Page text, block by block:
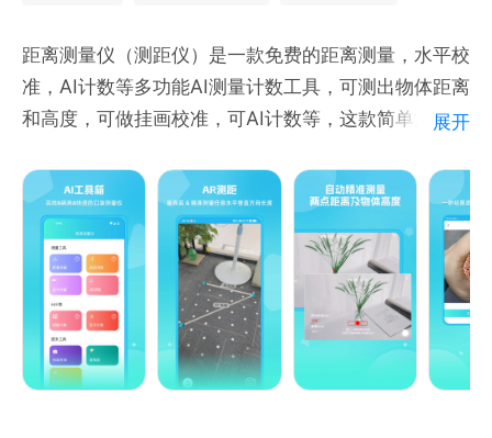
【抽奖团】：每周一款热销车型抽奖，人人都有机会，
大排机车梦不在遥不可及
距离测量仪（测距仪）是一款免费的距离测量，水平校
准，AI计数等多功能AI测量计数工具，可测出物体距离
和高度，可做挂画校准，可AI计数等，这款简单方便测
用人工智能来实现各场景的AI计数。
使用测距仪你只需要把手机瞄准目标物的底部，便可自
动测量距离，也可瞄准物品顶端来测量物品高度，可在
实时预览状态下完成操作。
此距离测量工具使用相机镜头的高度和倾斜角度来计算
物体的距离。
使用测距仪-距离测量功能来快速测量距离。
展开